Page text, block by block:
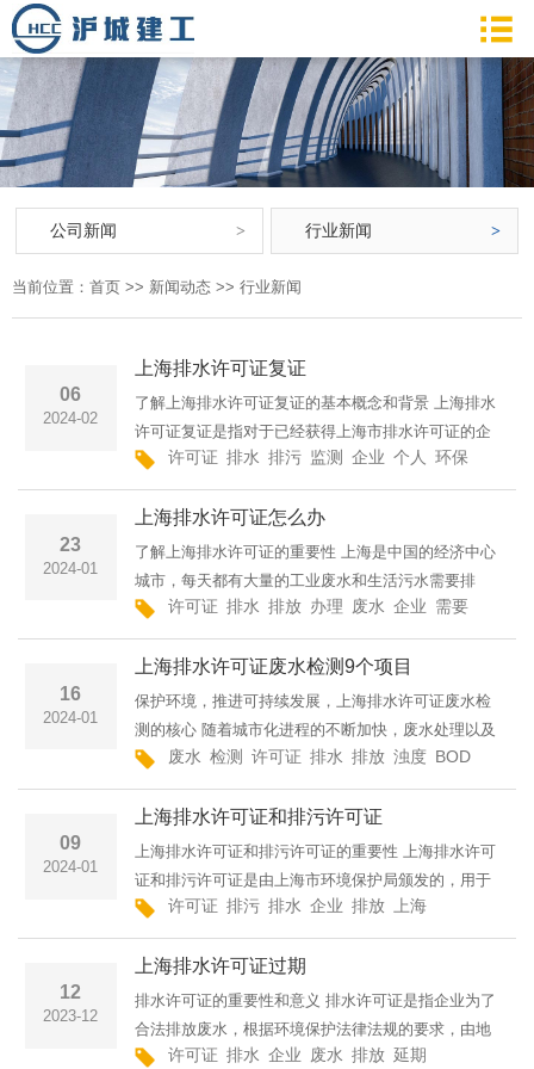
公司新闻 行业新闻
当前位置： 首页 >> 新闻动态 >> 行业新闻
06
2024-02
上海排水许可证复证
了解上海排水许可证复证的基本概念和背景 上海排水
许可证复证是指对于已经获得上海市排水许可证的企
业或个人，在许可证期限到期后，需要重新办理排水
许可证的过程。排水许可证是指按照国家和地方相关
法规，为确定
许可证 排水 排污 监测 企业 个人 环保
23
2024-01
上海排水许可证怎么办
了解上海排水许可证的重要性 上海是中国的经济中心
城市，每天都有大量的工业废水和生活污水需要排
放。为了保护环境和水资源的安全，上海市政府制定
了一系列的排污管理政策，其中包括了排水许可证的
制度。持有排水
许可证 排水 排放 办理 废水 企业 需要
16
2024-01
上海排水许可证废水检测9个项目
保护环境，推进可持续发展，上海排水许可证废水检
测的核心 随着城市化进程的不断加快，废水处理以及
水环境保护问题受到了广泛关注。作为中国的经济中
心，上海对废水处理抓得十分重要，为确保企业排放
符合标准，
废水 检测 许可证 排水 排放 浊度 BOD
09
2024-01
上海排水许可证和排污许可证
上海排水许可证和排污许可证的重要性 上海排水许可
证和排污许可证是由上海市环境保护局颁发的，用于
监管和管理企业的排水和排污行为。这两个许可证的
颁发对于企业的环保管理具有重要意义，可以促使企
业进行环境风
许可证 排污 排水 企业 排放 上海
12
2023-12
上海排水许可证过期
排水许可证的重要性和意义 排水许可证是指企业为了
合法排放废水，根据环境保护法律法规的要求，由地
方环境保护主管部门颁发的证件。它是对企业实施正
许可证 排水 企业 废水 排放 延期